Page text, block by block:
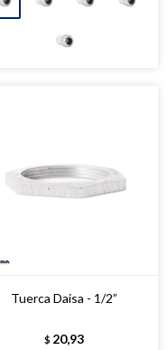
Tuerca Daisa - 1/2”
$ 20,93